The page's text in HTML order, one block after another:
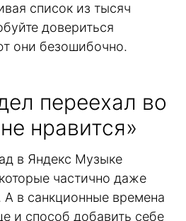
список из тысяч
довериться
они безошибочно.
переехал во
нравится»
в Яндекс Музыке
частично даже
А в санкционные времена
и способ добавить себе